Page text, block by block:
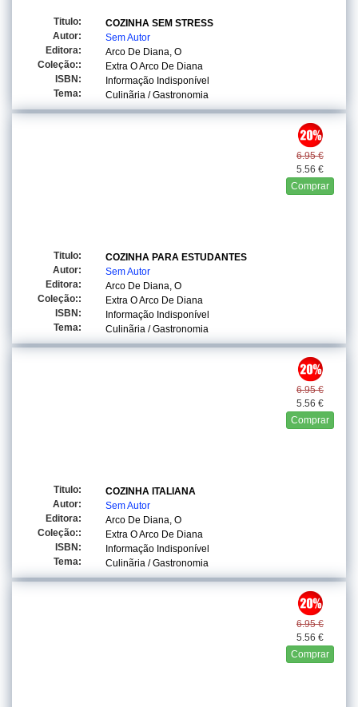
Titulo:
COZINHA SEM STRESS
Autor:
Sem Autor
Editora:
Arco De Diana, O
Coleção::
Extra O Arco De Diana
ISBN:
Informação Indisponível
Tema:
Culinãria / Gastronomia
6.95 €
5.56 €
Comprar
Titulo:
COZINHA PARA ESTUDANTES
Autor:
Sem Autor
Editora:
Arco De Diana, O
Coleção::
Extra O Arco De Diana
ISBN:
Informação Indisponível
Tema:
Culinãria / Gastronomia
6.95 €
5.56 €
Comprar
Titulo:
COZINHA ITALIANA
Autor:
Sem Autor
Editora:
Arco De Diana, O
Coleção::
Extra O Arco De Diana
ISBN:
Informação Indisponível
Tema:
Culinãria / Gastronomia
6.95 €
5.56 €
Comprar